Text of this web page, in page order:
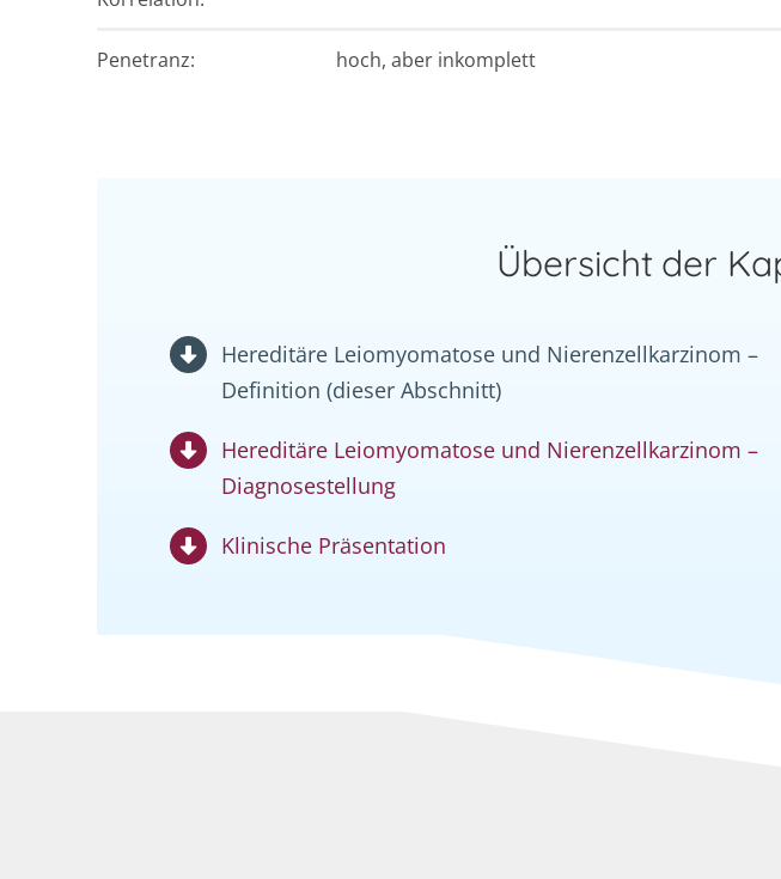
Penetranz: hoch, aber inkomplett
Übersicht der
Hereditäre Leiomyomatose und Nierenzellkarzinom –
Definition (dieser Abschnitt)
Hereditäre Leiomyomatose und Nierenzellkarzinom –
Diagnosestellung
Klinische Präsentation